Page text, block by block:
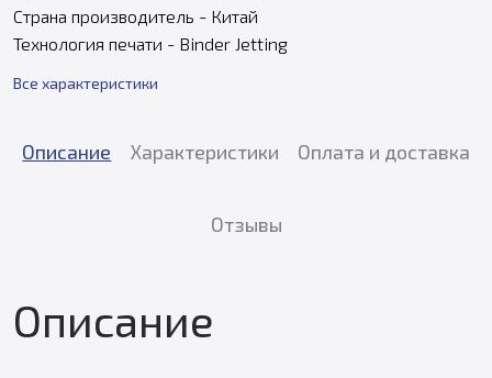
Страна производитель - Китай
Технология печати - Binder Jetting
Все характеристики
Описание Характеристики Оплата и доставка
Отзывы
Описание